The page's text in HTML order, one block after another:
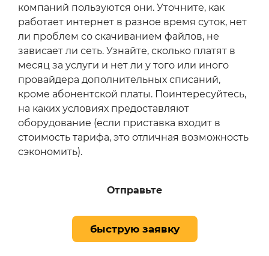
компаний пользуются они. Уточните, как
работает интернет в разное время суток, нет
ли проблем со скачиванием файлов, не
зависает ли сеть. Узнайте, сколько платят в
месяц за услуги и нет ли у того или иного
провайдера дополнительных списаний,
кроме абонентской платы. Поинтересуйтесь,
на каких условиях предоставляют
оборудование (если приставка входит в
стоимость тарифа, это отличная возможность
сэкономить).
Отправьте
быструю заявку